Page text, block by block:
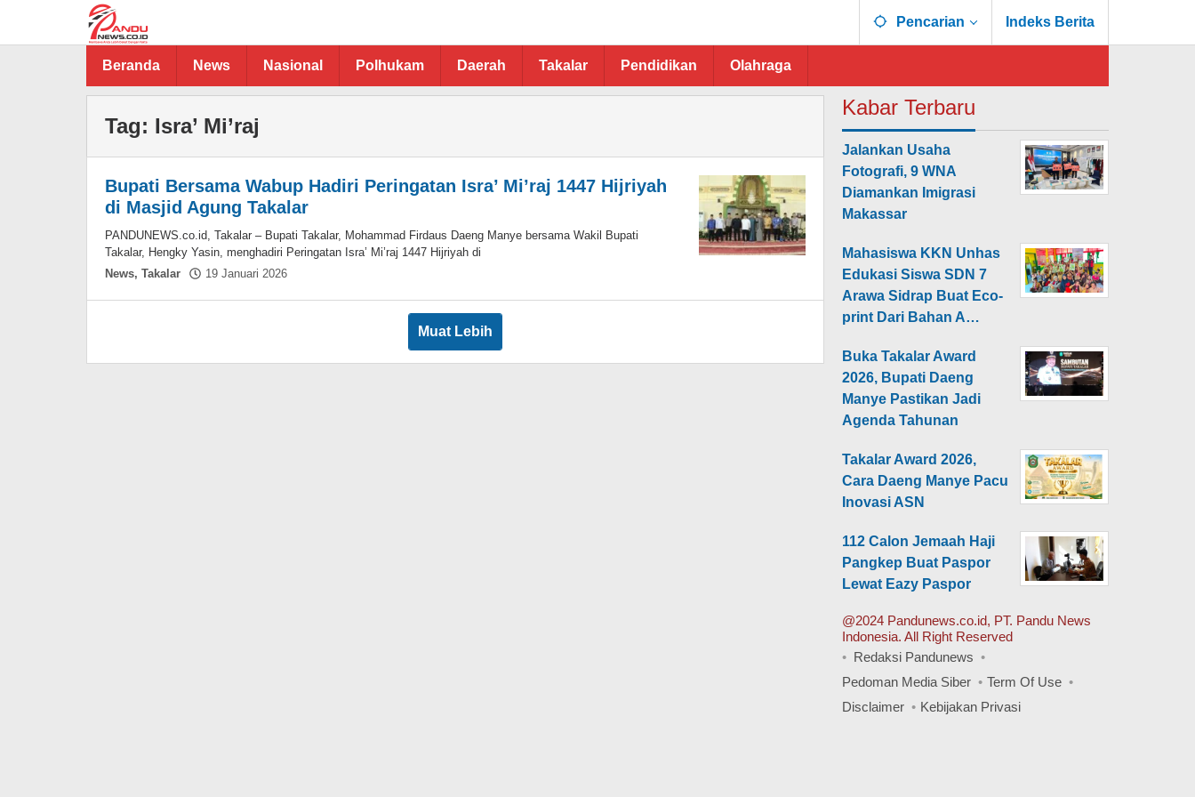
Pencarian Indeks Berita
Beranda News Nasional Polhukam Daerah Takalar Pendidikan Olahraga
Tag: Isra’ Mi’raj
Bupati Bersama Wabup Hadiri Peringatan Isra’ Mi’raj 1447 Hijriyah
di Masjid Agung Takalar
PANDUNEWS.co.id, Takalar – Bupati Takalar, Mohammad Firdaus Daeng Manye bersama Wakil Bupati
Takalar, Hengky Yasin, menghadiri Peringatan Isra’ Mi’raj 1447 Hijriyah di
News, Takalar 19 Januari 2026
Muat Lebih
Kabar Terbaru
Jalankan Usaha
Fotografi, 9 WNA
Diamankan Imigrasi
Makassar
Mahasiswa KKN Unhas
Edukasi Siswa SDN 7
Arawa Sidrap Buat Eco-
print Dari Bahan A…
Buka Takalar Award
2026, Bupati Daeng
Manye Pastikan Jadi
Agenda Tahunan
Takalar Award 2026,
Cara Daeng Manye Pacu
Inovasi ASN
112 Calon Jemaah Haji
Pangkep Buat Paspor
Lewat Eazy Paspor
@2024 Pandunews.co.id, PT. Pandu News
Indonesia. All Right Reserved
Redaksi Pandunews
Pedoman Media Siber
Term Of Use
Disclaimer
Kebijakan Privasi